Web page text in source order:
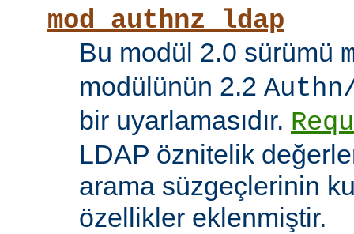
mod_authnz_ldap
Bu modül 2.0 sürümü
modülünün 2.2
bir uyarlamasıdır.
LDAP öznitelik
arama süzgeçlerinin
özellikler eklenmiştir.